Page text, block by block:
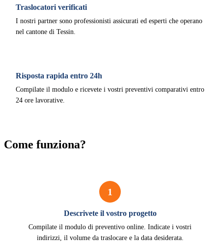
Traslocatori verificati
I nostri partner sono professionisti assicurati ed esperti che operano
nel cantone di Tessin.
Risposta rapida entro 24h
Compilate il modulo e ricevete i vostri preventivi comparativi entro
24 ore lavorative.
Come funziona?
1
Descrivete il vostro progetto
Compilate il modulo di preventivo online. Indicate i vostri
indirizzi, il volume da traslocare e la data desiderata.